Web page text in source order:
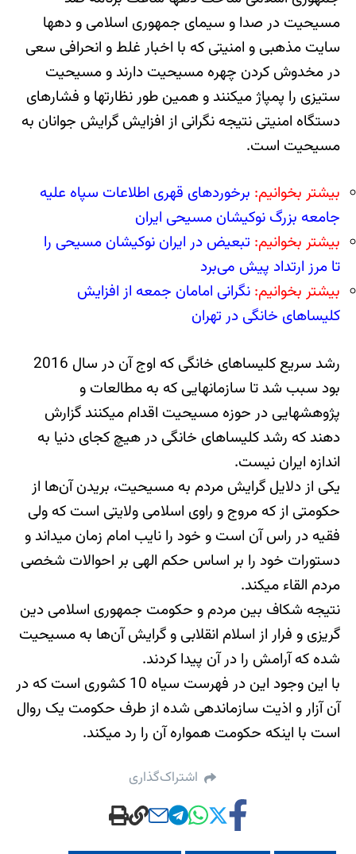
مسیحیت در صدا و سیمای جمهوری اسلامی و ده‎ها
سایت مذهبی و امنیتی که با اخبار غلط و انحرافی سعی
در مخدوش کردن چهره مسیحیت دارند و مسیحیت
ستیزی را پمپاژ می‎کنند و همین طور نظارت‎ها و فشارهای
دستگاه امنیتی نتیجه نگرانی از افزایش گرایش جوانان به
مسیحیت است.
بیشتر بخوانیم: برخوردهای قهری اطلاعات سپاه علیه
جامعه بزرگ نوکیشان مسیحی ایران
بیشتر بخوانیم: تبعیض در ایران نوکیشان مسیحی را
تا مرز ارتداد پیش می‌برد
بیشتر بخوانیم: نگرانی امامان جمعه از افزایش
کلیساهای خانگی در تهران
رشد سریع کلیساهای خانگی که اوج آن در سال 2016
بود سبب شد تا سازمان‎هایی که به مطالعات و
پژوهش‎هایی در حوزه مسیحیت اقدام می‎کنند گزارش
دهند که رشد کلیساهای خانگی در هیچ کجای دنیا به
اندازه ایران نیست.
یکی از دلایل گرایش مردم به مسیحیت، بریدن آن‌ها از
حکومتی از که مروج و راوی اسلامی ولایتی است که ولی
فقیه در راس آن است و خود را نایب امام زمان می‎داند و
دستورات خود را بر اساس حکم الهی بر احوالات شخصی
مردم القاء می‎کند.
نتیجه شکاف بین مردم و حکومت جمهوری اسلامی دین
گریزی و فرار از اسلام انقلابی و گرایش آن‌ها به مسیحیت
شده که آرامش را در آن پیدا کردند.
با این وجود این در فهرست سیاه 10 کشوری است که در
آن آزار و اذیت سازماندهی شده از طرف حکومت یک روال
است با اینکه حکومت همواره آن را رد می‎کند.
اشتراک‌گذاری